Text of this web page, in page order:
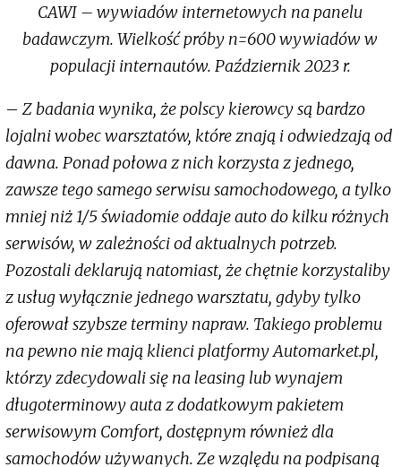
CAWI – wywiadów internetowych na panelu
badawczym. Wielkość próby n=600 wywiadów w
populacji internautów. Październik 2023 r.
– Z badania wynika, że polscy kierowcy są bardzo
lojalni wobec warsztatów, które znają i odwiedzają od
dawna. Ponad połowa z nich korzysta z jednego,
zawsze tego samego serwisu samochodowego, a tylko
mniej niż 1/5 świadomie oddaje auto do kilku różnych
serwisów, w zależności od aktualnych potrzeb.
Pozostali deklarują natomiast, że chętnie korzystaliby
z usług wyłącznie jednego warsztatu, gdyby tylko
oferował szybsze terminy napraw. Takiego problemu
na pewno nie mają klienci platformy Automarket.pl,
którzy zdecydowali się na leasing lub wynajem
długoterminowy auta z dodatkowym pakietem
serwisowym Comfort, dostępnym również dla
samochodów używanych. Ze względu na podpisaną